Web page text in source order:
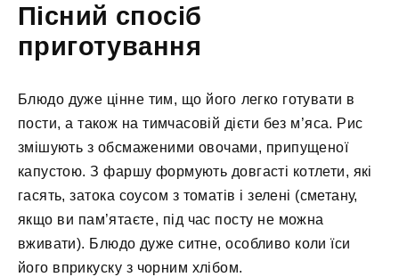
Пісний спосіб
приготування
Блюдо дуже цінне тим, що його легко готувати в
пости, а також на тимчасовій дієти без м’яса. Рис
змішують з обсмаженими овочами, припущеної
капустою. З фаршу формують довгасті котлети, які
гасять, затока соусом з томатів і зелені (сметану,
якщо ви пам’ятаєте, під час посту не можна
вживати). Блюдо дуже ситне, особливо коли їси
його вприкуску з чорним хлібом.